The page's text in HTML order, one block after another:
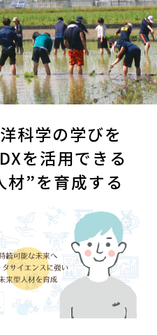
科学の学びを
DXを活用できる
材”を育成する